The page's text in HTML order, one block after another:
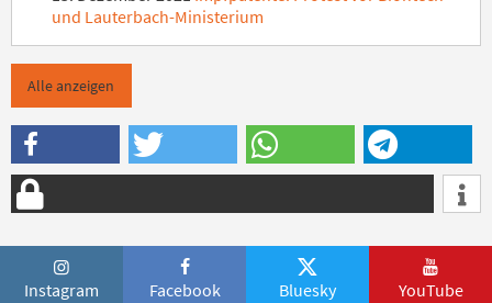
und Lauterbach-Ministerium
Alle anzeigen
Instagram Facebook Bluesky YouTube